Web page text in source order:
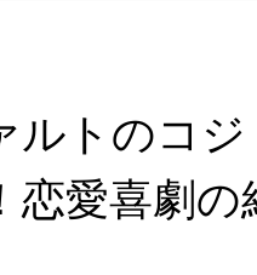
ルトのコ
恋愛喜劇の